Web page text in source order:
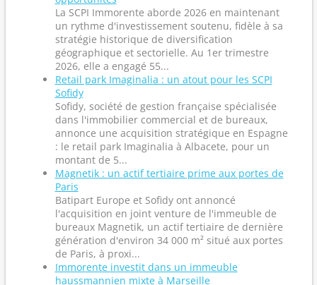
La SCPI Immorente aborde 2026 en maintenant
un rythme d'investissement soutenu, fidèle à sa
stratégie historique de diversification
géographique et sectorielle. Au 1er trimestre
2026, elle a engagé 55...
Retail park Imaginalia : un atout pour les SCPI
Sofidy
Sofidy, société de gestion française spécialisée
dans l'immobilier commercial et de bureaux,
annonce une acquisition stratégique en Espagne
: le retail park Imaginalia à Albacete, pour un
montant de 5...
Magnetik : un actif tertiaire prime aux portes de
Paris
Batipart Europe et Sofidy ont annoncé
l'acquisition en joint venture de l'immeuble de
bureaux Magnetik, un actif tertiaire de dernière
génération d'environ 34 000 m² situé aux portes
de Paris, à proxi...
Immorente investit dans un immeuble
haussmannien mixte à Marseille